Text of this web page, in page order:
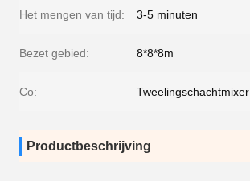
Het mengen van tijd: 3-5 minuten
Bezet gebied: 8*8*8m
Co: Tweelingschachtmixer
Productbeschrijving